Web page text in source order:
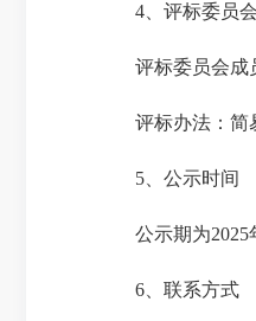
4、 评标委员
评标委员会成
评标办法： 简
5 、公示时间
公示期为2025
6 、联系方式